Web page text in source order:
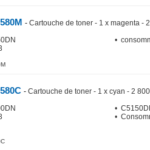
- Cartouche de toner - 1 x magenta -
•
- Cartouche de toner - 1 x cyan - 2
•
•